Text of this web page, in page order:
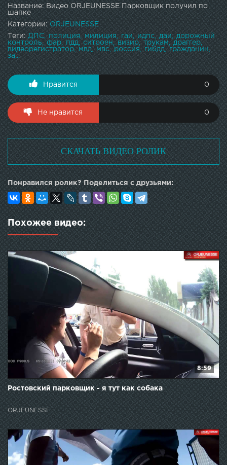
Название: Видео ORJEUNESSE Парковщик получил по
шапке
Категории:ORJEUNESSE
Теги: ДПС полиция милиция гаи идпс даи
дорожный
контроль
фар пдд ситроен визир трукам
драггер
видеорегистратор
мвд мвс россия гибдд
гражданин
за...
Нравится 0
Не нравится 0
СКАЧАТЬ ВИДЕО РОЛИК
Понравился ролик? Поделиться с друзьями:
Похожее видео:
8:59
Ростовский парковщик - я тут как собака
ORJEUNESSE